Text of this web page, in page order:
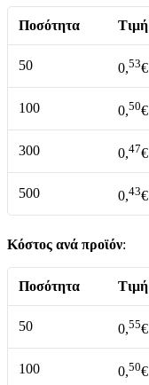
Ποσότητα Τιμή
50 0,53€
100 0,50€
300 0,47€
500 0,43€
Κόστος ανά προϊόν:
Ποσότητα Τιμή
50 0,55€
100 0,50€